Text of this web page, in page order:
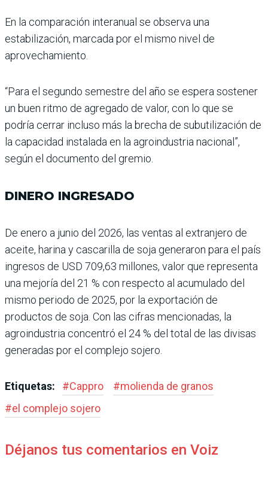
En la comparación interanual se observa una
estabilización, marcada por el mismo nivel de
aprovechamiento.
“Para el segundo semestre del año se espera sostener
un buen ritmo de agregado de valor, con lo que se
podría cerrar incluso más la brecha de subutilización de
la capa­cidad instalada en la agroin­dustria nacional”,
según el documento del gremio.
DINERO INGRESADO
De enero a junio del 2026, las ventas al extranjero de
aceite, harina y cascarilla de soja generaron para el país
ingresos de USD 709,63 millones, valor que repre­senta
una mejoría del 21 % con respecto al acumu­lado del
mismo periodo de 2025, por la exportación de
productos de soja. Con las cifras mencionadas, la
agroindustria concentró el 24 % del total de las divisas
generadas por el complejo sojero.
Etiquetas: #Cappro #molienda de granos
#el complejo sojero
Déjanos tus comentarios en Voiz